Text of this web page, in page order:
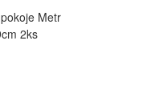
Metr
2ks